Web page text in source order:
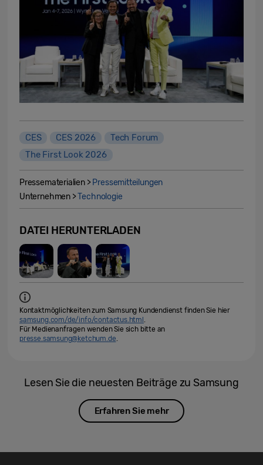
CES CES 2026
Tech Forum
The First Look 2026
Pressematerialien > Pressemitteilungen
Unternehmen >Technologie
DATEI HERUNTERLADEN
Kontaktmöglichkeiten zum Samsung Kundendienst finden Sie hier
samsung.com/de/info/contactus.html .
Für Medienanfragen wenden Sie sich bitte an
presse.samsung@ketchum.de.
Lesen Sie die neuesten Beiträge zu Samsung
Erfahren Sie mehr